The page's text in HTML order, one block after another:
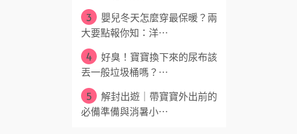
3
嬰兒冬天怎麼穿最保暖？兩
大要點報你知：洋⋯
4
好臭！寶寶換下來的尿布該
丟一般垃圾桶嗎？⋯
5
解封出遊｜帶寶寶外出前的
必備準備與消暑小⋯